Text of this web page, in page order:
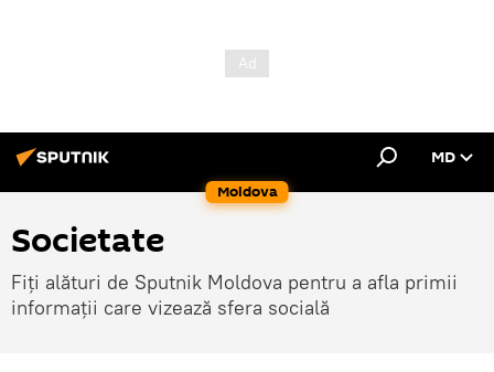
Moldova
MD
Societate
Fiți alături de Sputnik Moldova pentru a afla primii
informații care vizează sfera socială